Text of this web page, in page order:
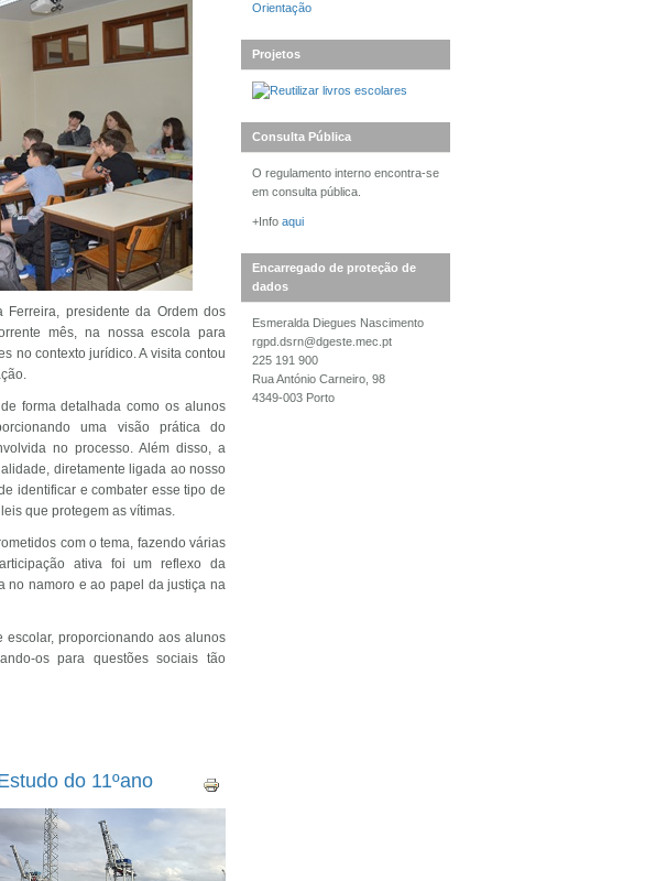
Ferreira, presidente da Ordem dos
mês, na nossa escola para
no contexto jurídico. A visita contou
forma detalhada como os alunos
uma visão prática do
no processo. Além disso, a
diretamente ligada ao nosso
identificar e combater esse tipo de
que protegem as vítimas.
com o tema, fazendo várias
ativa foi um reflexo da
no namoro e ao papel da justiça na
escolar, proporcionando aos alunos
os para questões sociais tão
do 11ºano
Projetos
Consulta Pública
O regulamento interno encontra-se
em consulta pública.
+Info aqui
Encarregado de proteção de
dados
Esmeralda Diegues Nascimento
rgpd.dsrn@dgeste.mec.pt
225 191 900
Rua António Carneiro, 98
4349-003 Porto